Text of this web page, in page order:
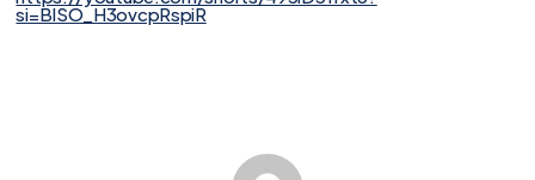
si=BISO_H3ovcpRspiR